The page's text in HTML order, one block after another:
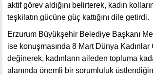
aktif görev aldığını belirterek, kadın
teşkilatın gücüne güç kattığını dile getirdi.
Erzurum Büyükşehir Belediye Başkanı
ise konuşmasında 8 Mart Dünya Kadınlar
değinerek, kadınların aileden topluma
alanında önemli bir sorumluluk